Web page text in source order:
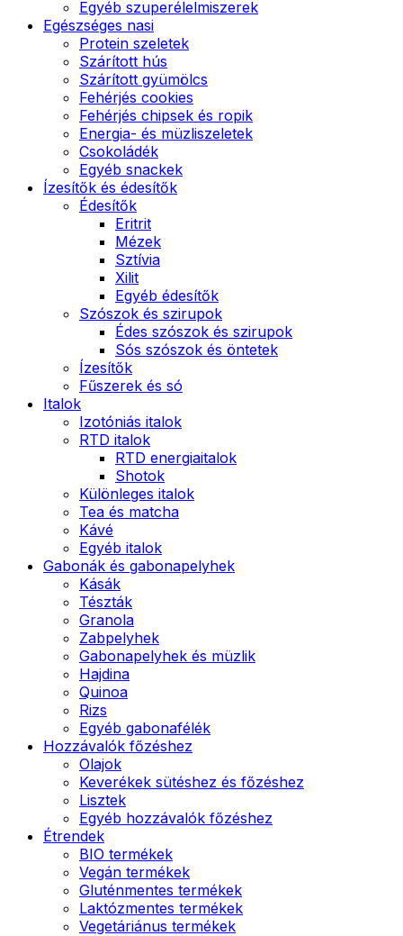
Egyéb szuperélelmiszerek
Egészséges nasi
Protein szeletek
Szárított hús
Szárított gyümölcs
Fehérjés cookies
Fehérjés chipsek és ropik
Energia- és müzliszeletek
Csokoládék
Egyéb snackek
Ízesítők és édesítők
Édesítők
Eritrit
Mézek
Sztívia
Xilit
Egyéb édesítők
Szószok és szirupok
Édes szószok és szirupok
Sós szószok és öntetek
Ízesítők
Fűszerek és só
Italok
Izotóniás italok
RTD italok
RTD energiaitalok
Shotok
Különleges italok
Tea és matcha
Kávé
Egyéb italok
Gabonák és gabonapelyhek
Kásák
Tészták
Granola
Zabpelyhek
Gabonapelyhek és müzlik
Hajdina
Quinoa
Rizs
Egyéb gabonafélék
Hozzávalók főzéshez
Olajok
Keverékek sütéshez és főzéshez
Lisztek
Egyéb hozzávalók főzéshez
Étrendek
BIO termékek
Vegán termékek
Gluténmentes termékek
Laktózmentes termékek
Vegetáriánus termékek